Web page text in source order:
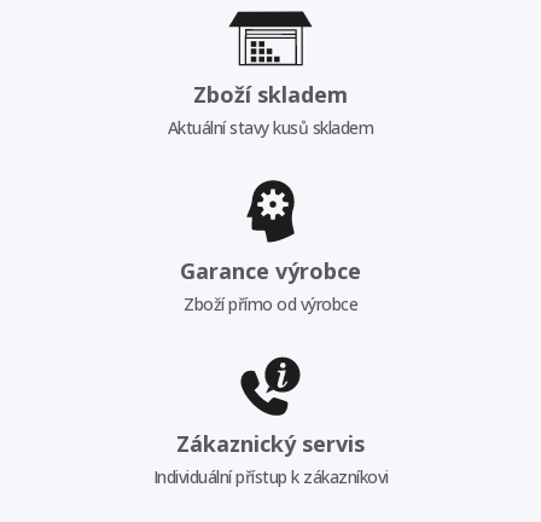
Zboží skladem
Aktuální stavy kusů skladem
Garance výrobce
Zboží přímo od výrobce
Zákaznický servis
Individuální přístup k zákazníkovi